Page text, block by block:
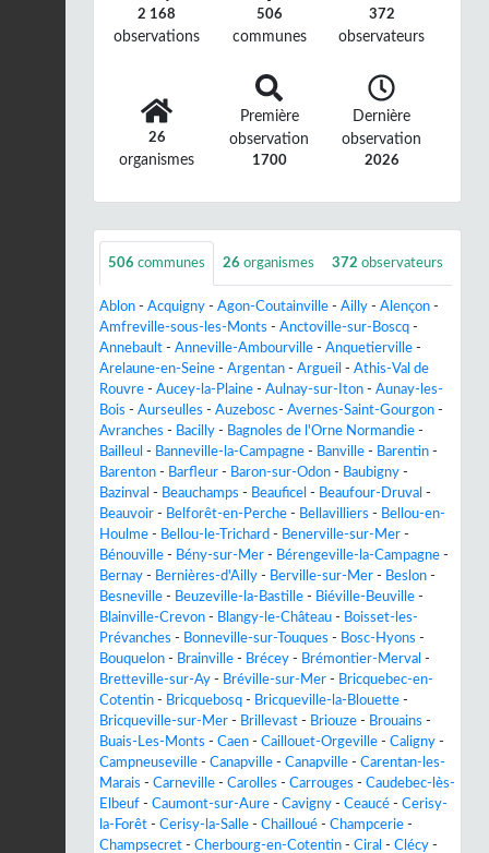
2 168
observations
506
communes
372
observateurs
26
organismes
Première
observation
1700
Dernière
observation
2026
506 communes 26 organismes 372 observateurs
Ablon - Acquigny - Agon-Coutainville - Ailly - Alençon -
Amfreville-sous-les-Monts - Anctoville-sur-Boscq -
Annebault - Anneville-Ambourville - Anquetierville -
Arelaune-en-Seine - Argentan - Argueil - Athis-Val de
Rouvre - Aucey-la-Plaine - Aulnay-sur-Iton - Aunay-les-
Bois - Aurseulles - Auzebosc - Avernes-Saint-Gourgon -
Avranches - Bacilly - Bagnoles de l'Orne Normandie -
Bailleul - Banneville-la-Campagne - Banville - Barentin -
Barenton - Barfleur - Baron-sur-Odon - Baubigny -
Bazinval - Beauchamps - Beauficel - Beaufour-Druval -
Beauvoir - Belforêt-en-Perche - Bellavilliers - Bellou-en-
Houlme - Bellou-le-Trichard - Benerville-sur-Mer -
Bénouville - Bény-sur-Mer - Bérengeville-la-Campagne -
Bernay - Bernières-d'Ailly - Berville-sur-Mer - Beslon -
Besneville - Beuzeville-la-Bastille - Biéville-Beuville -
Blainville-Crevon - Blangy-le-Château - Boisset-les-
Prévanches - Bonneville-sur-Touques - Bosc-Hyons -
Bouquelon - Brainville - Brécey - Brémontier-Merval -
Bretteville-sur-Ay - Bréville-sur-Mer - Bricquebec-en-
Cotentin - Bricquebosq - Bricqueville-la-Blouette -
Bricqueville-sur-Mer - Brillevast - Briouze - Brouains -
Buais-Les-Monts - Caen - Caillouet-Orgeville - Caligny -
Campneuseville - Canapville - Canapville - Carentan-les-
Marais - Carneville - Carolles - Carrouges - Caudebec-lès-
Elbeuf - Caumont-sur-Aure - Cavigny - Ceaucé - Cerisy-
la-Forêt - Cerisy-la-Salle - Chailloué - Champcerie -
Champsecret - Cherbourg-en-Cotentin - Ciral - Clécy -